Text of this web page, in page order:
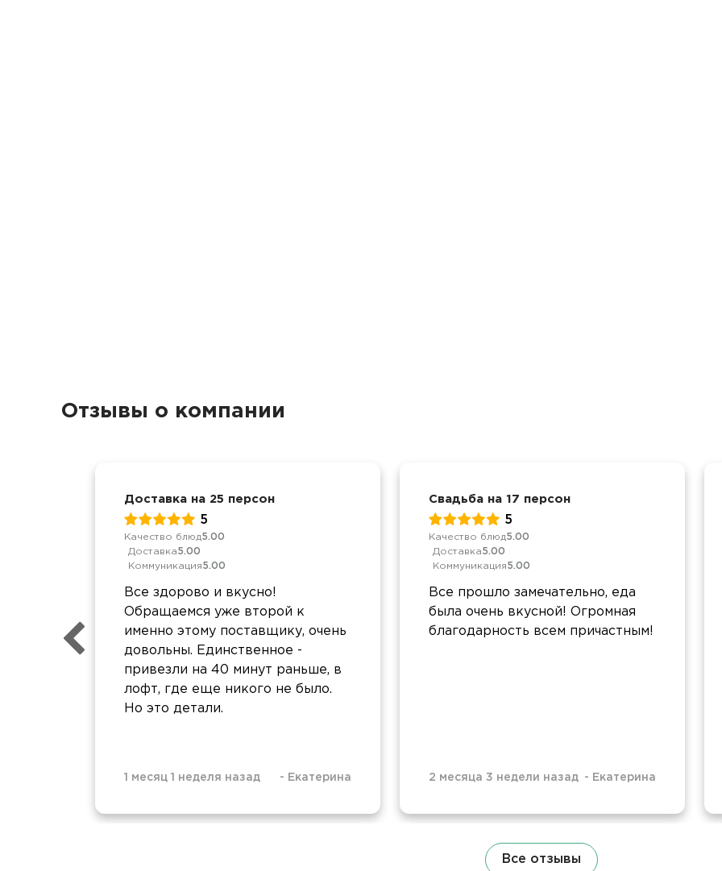
Отзывы о компании
Доставка на 25 персон
5
Качество блюд5.00
Доставка5.00
Коммуникация5.00
Все здорово и вкусно!
Обращаемся уже второй к
именно этому поставщику, очень
довольны. Единственное -
привезли на 40 минут раньше, в
лофт, где еще никого не было.
Но это детали.
1 месяц 1 неделя назад - Екатерина
Свадьба на 17 персон
5
Качество блюд5.00
Доставка5.00
Коммуникация5.00
Все прошло замечательно, еда
была очень вкусной! Огромная
благодарность всем причастным!
2 месяца 3 недели назад - Екатерина
Все отзывы